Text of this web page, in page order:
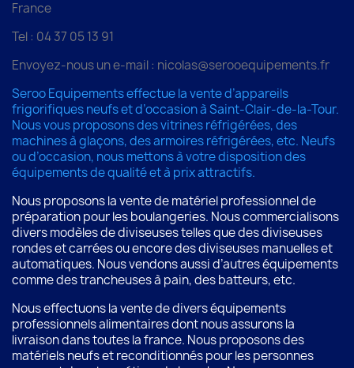
France
Tel : 04 37 05 13 91
Envoyez-nous un e-mail : nicolas@serooequipements.fr
Seroo Equipements effectue la vente d’appareils
frigorifiques neufs et d’occasion à Saint-Clair-de-la-Tour.
Nous vous proposons des vitrines réfrigérées, des
machines à glaçons, des armoires réfrigérées, etc. Neufs
ou d’occasion, nous mettons à votre disposition des
équipements de qualité et à prix attractifs.
Nous proposons la vente de matériel professionnel de
préparation pour les boulangeries. Nous commercialisons
divers modèles de diviseuses telles que des diviseuses
rondes et carrées ou encore des diviseuses manuelles et
automatiques. Nous vendons aussi d’autres équipements
comme des trancheuses à pain, des batteurs, etc.
Nous effectuons la vente de divers équipements
professionnels alimentaires dont nous assurons la
livraison dans toutes la france. Nous proposons des
matériels neufs et reconditionnés pour les personnes